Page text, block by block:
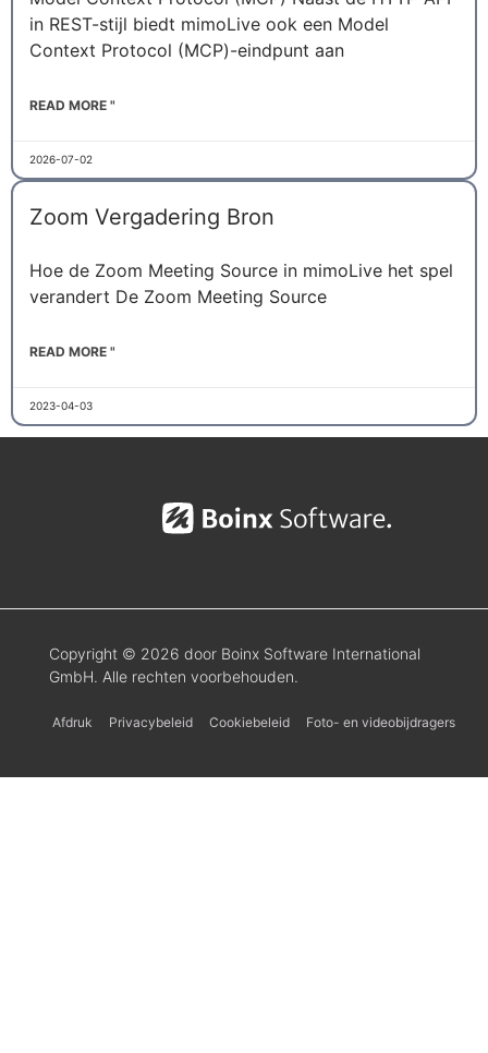
in REST-stijl biedt mimoLive ook een Model
Context Protocol (MCP)-eindpunt aan
READ MORE "
2026-07-02
Zoom Vergadering Bron
Hoe de Zoom Meeting Source in mimoLive het spel
verandert De Zoom Meeting Source
READ MORE "
2023-04-03
Copyright © 2026 door Boinx Software International
GmbH. Alle rechten voorbehouden.
Afdruk Privacybeleid Cookiebeleid Foto- en videobijdragers